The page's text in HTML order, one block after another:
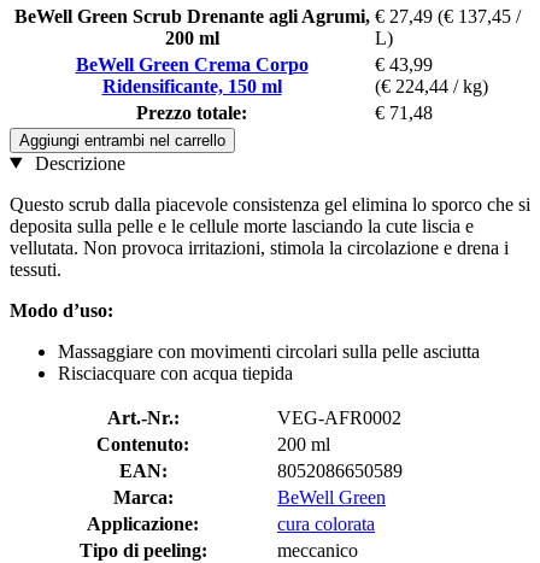
BeWell Green Scrub Drenante agli Agrumi,
200 ml
€ 27,49 (€ 137,45 /
L)
BeWell Green Crema Corpo
Ridensificante, 150 ml
€ 43,99
(€ 224,44 / kg)
Prezzo totale:
€ 71,48
Aggiungi entrambi nel carrello
Descrizione
Questo scrub dalla piacevole consistenza gel elimina lo sporco che si
deposita sulla pelle e le cellule morte lasciando la cute liscia e
vellutata. Non provoca irritazioni, stimola la circolazione e drena i
tessuti.
Modo d’uso:
Massaggiare con movimenti circolari sulla pelle asciutta
Risciacquare con acqua tiepida
Art.-Nr.:
VEG-AFR0002
Contenuto:
200 ml
EAN:
8052086650589
Marca:
BeWell Green
Applicazione:
cura colorata
Tipo di peeling:
meccanico